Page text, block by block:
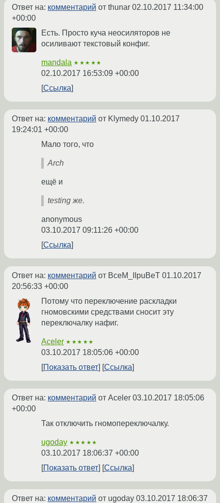
Ответ на: комментарий от thunar 02.10.2017 11:34:00
+00:00
Есть. Просто куча неосиляторов не
осиливают текстовый конфиг.
mandala ★★★★★
02.10.2017 16:53:09 +00:00
Ссылка
Ответ на: комментарий от Klymedy 01.10.2017
19:24:01 +00:00
Мало того, что
Arch
ещё и
testing же.
anonymous
03.10.2017 09:11:26 +00:00
Ссылка
Ответ на: комментарий от BceM_IIpuBeT 01.10.2017
20:56:33 +00:00
Потому что переключение раскладки
гномовскими средствами сносит эту
переключалку нафиг.
Aceler ★★★★★
03.10.2017 18:05:06 +00:00
Показать ответ
Ссылка
Ответ на: комментарий от Aceler 03.10.2017 18:05:06
+00:00
Так отключить гномопереключалку.
ugoday ★★★★★
03.10.2017 18:06:37 +00:00
Показать ответ
Ссылка
Ответ на: комментарий от ugoday 03.10.2017 18:06:37